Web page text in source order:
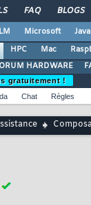
FAQ BLOGS
Microsoft Java
HPC Mac
HARDWARE
gratuitement !
Chat Règles